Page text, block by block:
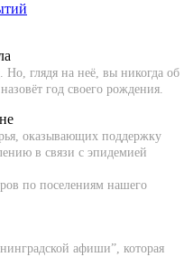
глядя на неё, вы никогда об
год своего рождения.
оказывающих поддержку
в связи с эпидемией
по поселениям нашего
афиши”, которая